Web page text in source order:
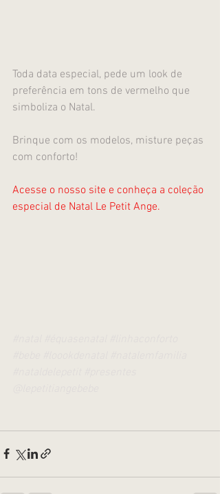
Toda data especial, pede um look de
preferência em tons de vermelho que
simboliza o Natal.
Brinque com os modelos, misture peças
com conforto!
Acesse o nosso site e conheça a coleção
especial de Natal Le Petit Ange.